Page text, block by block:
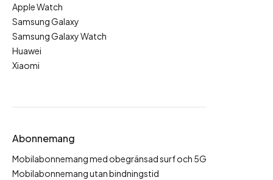
Apple Watch
Samsung Galaxy
Samsung Galaxy Watch
Huawei
Xiaomi
Abonnemang
Mobilabonnemang med obegränsad surf och 5G
Mobilabonnemang utan bindningstid